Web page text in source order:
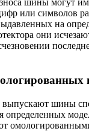
шины могут
или символов
на
они
шины
определенных